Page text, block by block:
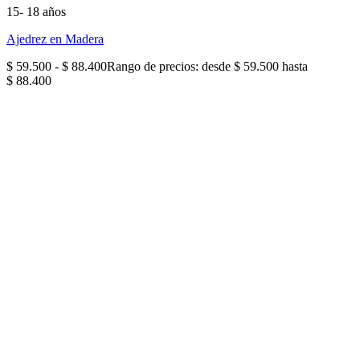
15- 18 años
Ajedrez en Madera
$ 59.500 - $ 88.400Rango de precios: desde $ 59.500 hasta
$ 88.400